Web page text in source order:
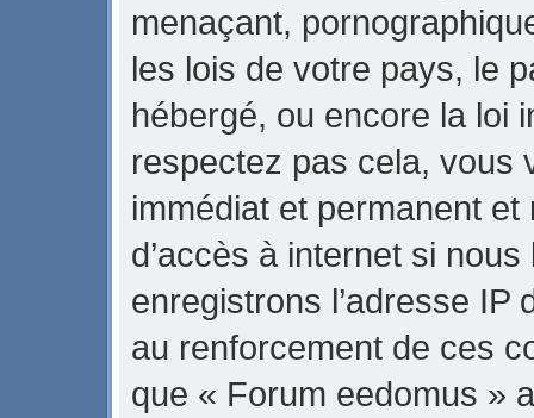
menaçant,
les lois de votre pays, le
hébergé, ou encore la loi
respectez pas cela, vous
immédiat et permanent
d’accès à internet si
enregistrons l’adresse IP
au renforcement de ces
que « Forum eedomus »